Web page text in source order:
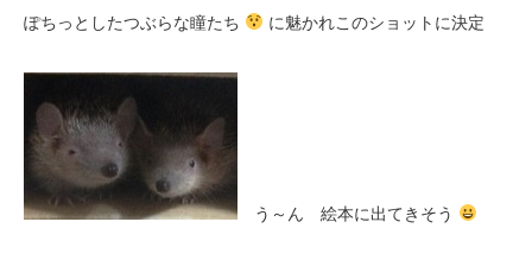
ぽちっとしたつぶらな瞳たち
に魅かれこのショットに決定
う～ん 絵本に出てきそう